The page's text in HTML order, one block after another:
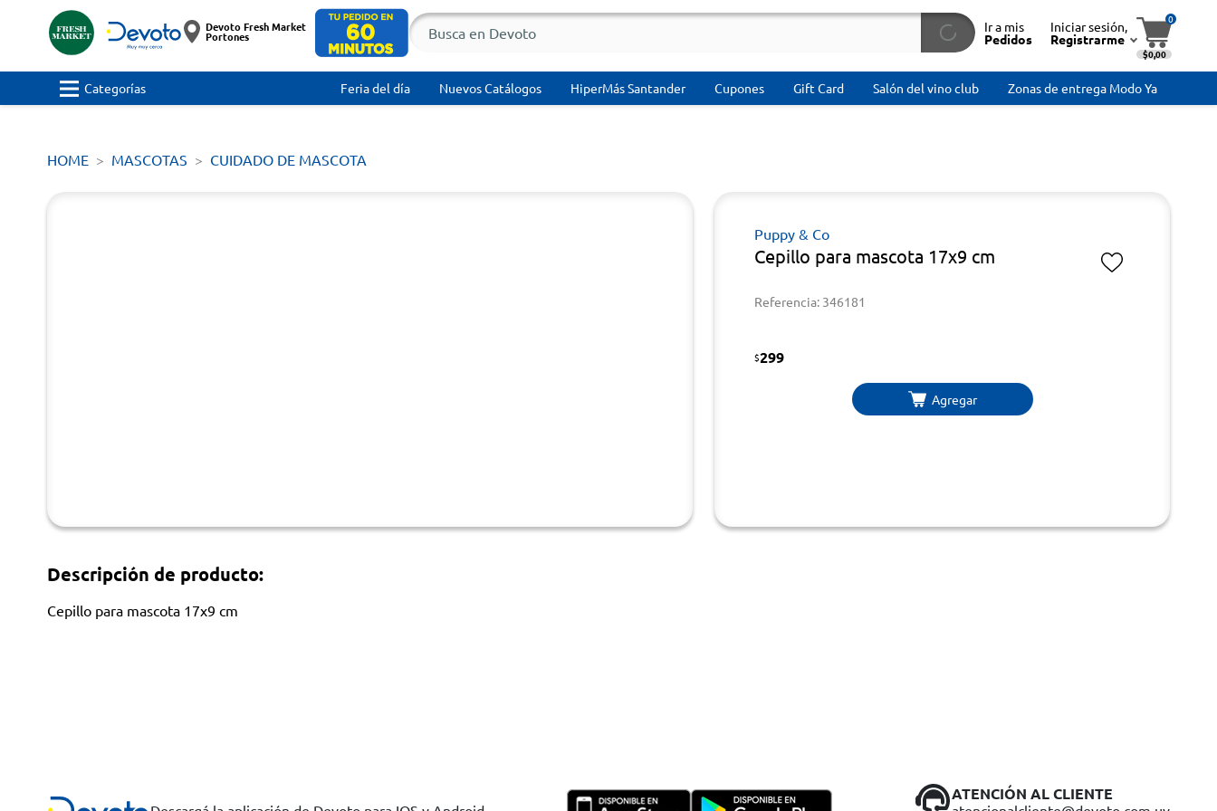
Devoto Fresh Market
Portones
Ir a mis
Pedidos
Iniciar sesión,
Registrarme
0
$0,00
Categorías Feria del día Nuevos Catálogos HiperMás Santander Cupones Gift Card Salón del vino club Zonas de entrega Modo Ya
HOME MASCOTAS CUIDADO DE MASCOTA
Puppy & Co
Cepillo para mascota 17x9 cm
Referencia: 346181
$299
Agregar
Descripción de producto:
Cepillo para mascota 17x9 cm
ATENCIÓN AL CLIENTE